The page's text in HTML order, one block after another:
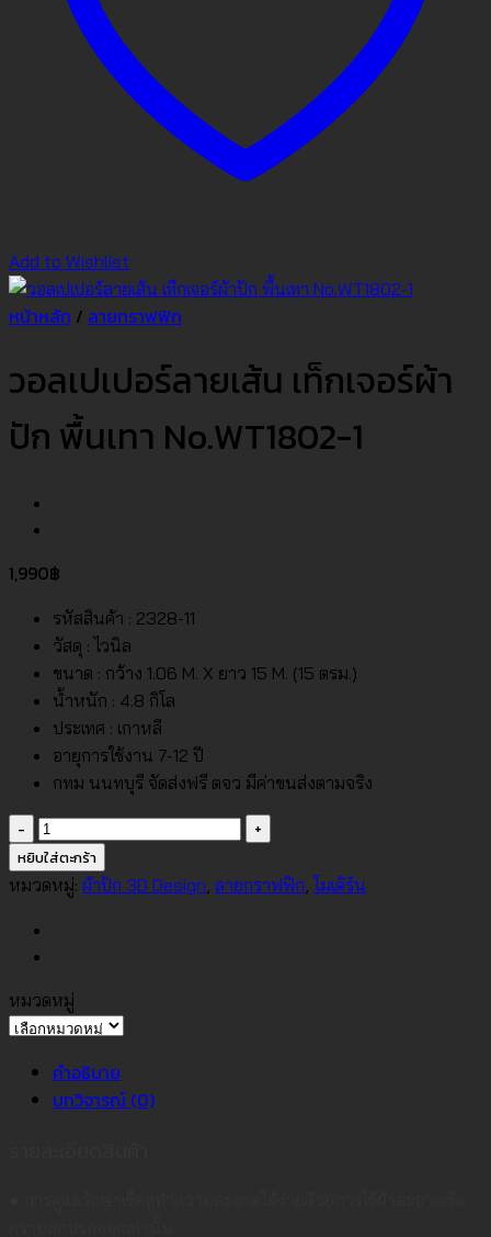
Add to Wishlist
หน้าหลัก / ลายกราฟฟิก
วอลเปเปอร์ลายเส้น เท็กเจอร์ผ้า
ปัก พื้นเทา No.WT1802-1
1,990฿
รหัสสินค้า : 2328-11
วัสดุ : ไวนิล
ขนาด : กว้าง 1.06 M. X ยาว 15 M. (15 ตรม.)
น้ำหนัก : 4.8 กิโล
ประเทศ : เกาหลี
อายุการใช้งาน 7-12 ปี
กทม นนทบุรี จัดส่งฟรี ตจว มีค่าขนส่งตามจริง
จำนวน
วอลเปเปอร์
ลาย
เท็ก
เจอร์
ผ้า
ปัก
เทา
No.WT1802-
หยิบใส่ตะกร้า
หมวดหมู่: ผ้าปัก 3D Design ลายกราฟฟิก โมเดิร์น
หมวดหมู่
หมวด
คำอธิบาย
บทวิจารณ์ (0)